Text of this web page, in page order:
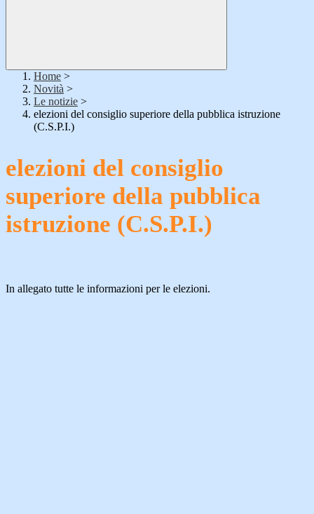
Home >
Novità >
Le notizie >
elezioni del consiglio superiore della pubblica istruzione
(C.S.P.I.)
elezioni del consiglio
superiore della pubblica
istruzione (C.S.P.I.)
In allegato tutte le informazioni per le elezioni.